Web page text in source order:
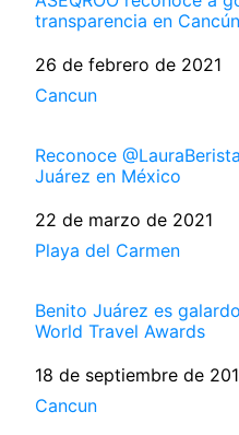
transparencia en Cancún
Fecha
26 de febrero de 2021
Respecto a
Cancun
Reconoce
Juárez en México
Fecha
22 de marzo de 2021
Respecto a
Playa del Carmen
Benito Juárez es
World Travel Awards
Fecha
18 de septiembre de
Respecto a
Cancun